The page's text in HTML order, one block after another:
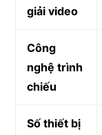
giải video
Công
nghệ trình
chiếu
Số thiết bị